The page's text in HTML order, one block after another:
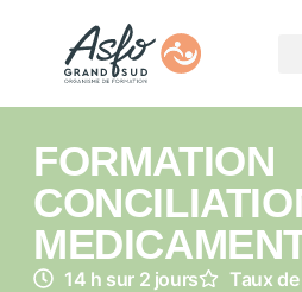
FORMATION
14 h sur 2 jours
Taux